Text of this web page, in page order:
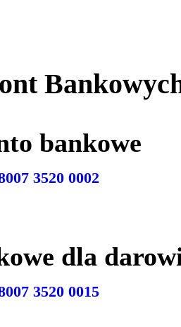
3520 0002
dla
3520 0015